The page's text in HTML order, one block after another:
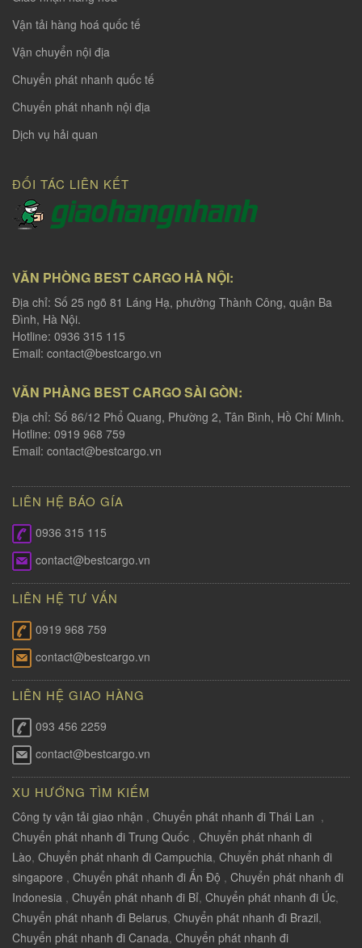
Vận tải hàng hoá quốc tế
Vận chuyển nội địa
Chuyển phát nhanh quốc tế
Chuyển phát nhanh nội địa
Dịch vụ hải quan
ĐỐI TÁC LIÊN KẾT
VĂN PHÒNG BEST CARGO HÀ NỘI:
Địa chỉ: Số 25 ngõ 81 Láng Hạ, phường Thành Công, quận Ba
Đình, Hà Nội.
Hotline: 0936 315 115
Email: contact@bestcargo.vn
VĂN PHÀNG BEST CARGO SÀI GÒN:
Địa chỉ: Số 86/12 Phổ Quang, Phường 2, Tân Bình, Hồ Chí Minh.
Hotline: 0919 968 759
Email: contact@bestcargo.vn
LIÊN HỆ BÁO GÍA
0936 315 115
contact@bestcargo.vn
LIÊN HỆ TƯ VẤN
0919 968 759
contact@bestcargo.vn
LIÊN HỆ GIAO HÀNG
093 456 2259
contact@bestcargo.vn
XU HƯỚNG TÌM KIẾM
Công ty vận tải giao nhận , Chuyển phát nhanh đi Thái Lan ,
Chuyển phát nhanh đi Trung Quốc , Chuyển phát nhanh đi
Lào, Chuyển phát nhanh đi Campuchia, Chuyển phát nhanh đi
singapore , Chuyển phát nhanh đi Ấn Độ , Chuyển phát nhanh đi
Indonesia , Chuyển phát nhanh đi Bỉ, Chuyển phát nhanh đi Úc,
Chuyển phát nhanh đi Belarus, Chuyển phát nhanh đi Brazil,
Chuyển phát nhanh đi Canada, Chuyển phát nhanh đi